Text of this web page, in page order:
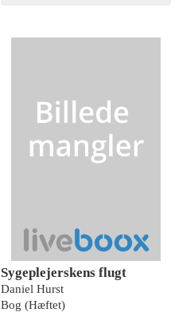
Sygeplejerskens flugt
Daniel Hurst
Bog (Hæftet)